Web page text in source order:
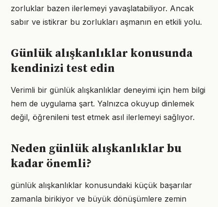
zorluklar bazen ilerlemeyi yavaşlatabiliyor. Ancak
sabır ve istikrar bu zorlukları aşmanın en etkili yolu.
Günlük alışkanlıklar konusunda
kendinizi test edin
Verimli bir günlük alışkanlıklar deneyimi için hem bilgi
hem de uygulama şart. Yalnızca okuyup dinlemek
değil, öğrenileni test etmek asıl ilerlemeyi sağlıyor.
Neden günlük alışkanlıklar bu
kadar önemli?
günlük alışkanlıklar konusundaki küçük başarılar
zamanla birikiyor ve büyük dönüşümlere zemin